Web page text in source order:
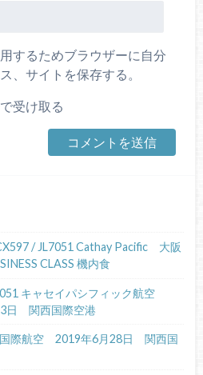
するためブラウザーに自分
、サイトを保存する。
受け取る
/ JL7051 Cathay Pacific 大阪
CLASS 機内食
キャセイパシフィック航空
日 関西国際空港
国際航空 2019年6月28日 関西国